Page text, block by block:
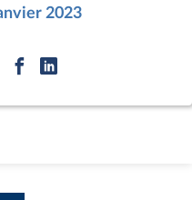
2023